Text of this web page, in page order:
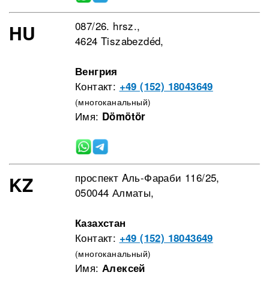
HU
087/26. hrsz.,
4624 Tiszabezdéd,
Венгрия
Контакт: +49 (152) 18043649
(многоканальный)
Имя: Dömötör
KZ
проспект Aль-Фараби 116/25,
050044 Алматы,
Казахстан
Контакт: +49 (152) 18043649
(многоканальный)
Имя: Алексей